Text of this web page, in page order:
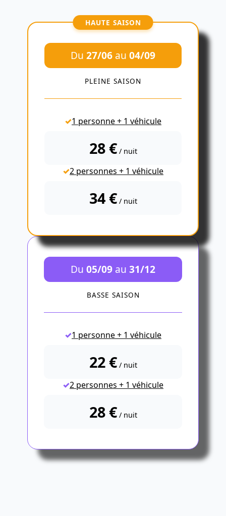
HAUTE SAISON
Du 27/06 au 04/09
PLEINE SAISON
1 personne + 1 véhicule
28 € / nuit
2 personnes + 1 véhicule
34 € / nuit
Du 05/09 au 31/12
BASSE SAISON
1 personne + 1 véhicule
22 € / nuit
2 personnes + 1 véhicule
28 € / nuit